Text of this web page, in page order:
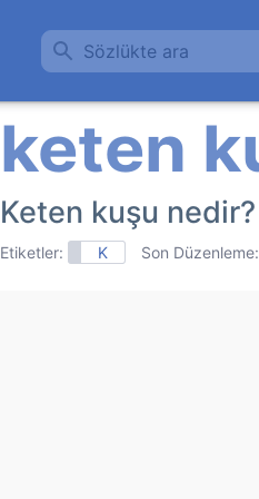
Sözlükte ara
Keten kuşu nedir?
Etiketler: K Son Düzenleme: